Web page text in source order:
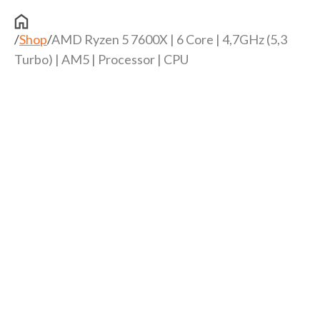
/Shop/AMD Ryzen 5 7600X | 6 Core | 4,7GHz (5,3
Turbo) | AM5 | Processor | CPU